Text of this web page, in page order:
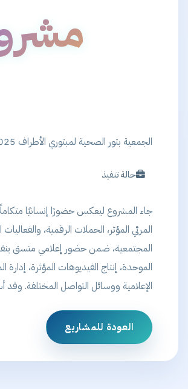
الجمعية بتور الصحية لمبتوري الأطراف 2025–2027
حالة تنفيذ
جاء المشروع ليعكس حضورًا إنسانيًا
المرئي المؤثر، الحملات الرقمية،
المجتمعية، ضمن حضور إعلامي متسق ينقل
الموحدة، إنتاج الفيديوهات المؤثرة،
الإعلامية ووسائل التواصل المختلفة.
العودة للمشاريع